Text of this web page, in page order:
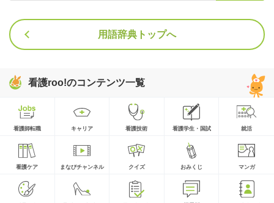
用語辞典トップへ
看護roo!のコンテンツ一覧
看護師転職 キャリア 看護技術 看護学生・国試 就活
看護ケア まなびチャンネル クイズ おみくじ マンガ